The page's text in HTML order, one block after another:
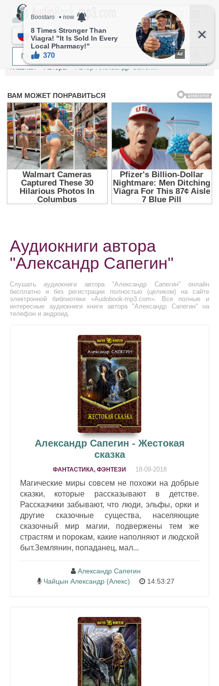
МЕНЮ
RU
Главная Авторы Автор Александр Сапегин
Аудиокниги автора
"Александр Сапегин"
Слушать аудиокниги автора "Александр Сапегин" онлайн
бесплатно и без регистрации полностью (целиком) на сайте
электронной библиотеки «Audobook-mp3.com». Все полные и
интересные аудиокниги книги автора "Александр Сапегин" на
телефон и андроид.
Александр Сапегин - Жестокая
сказка
ФАНТАСТИКА, ФЭНТЕЗИ 18-09-2018
Магические миры совсем не похожи на добрые
сказки, которые рассказывают в детстве.
Рассказчики забывают, что люди, эльфы, орки и
другие сказочные существа, населяющие
сказочный мир магии, подвержены тем же
страстям и порокам, какие наполняют и людской
быт.Землянин, попаданец, мал...
Александр Сапегин
Чайцын Александр (Алекс)
14:53:27